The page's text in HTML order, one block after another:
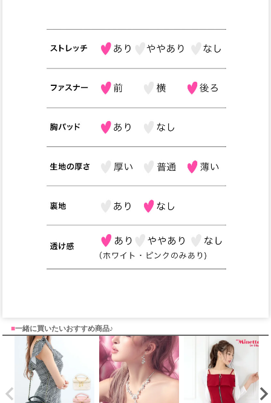
■一緒に買いたいおすすめ商品♪